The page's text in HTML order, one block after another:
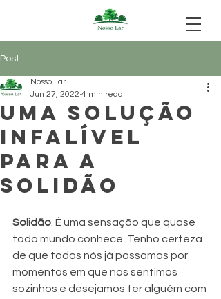
Post
Uma solução
infalível
para a
solidão
Nosso Lar
Jun 27, 2022 4 min read
Solidão . É uma sensação que quase
todo mundo conhece. Tenho certeza
de que todos nós já passamos por
momentos em que nos sentimos
sozinhos e desejamos ter alguém com